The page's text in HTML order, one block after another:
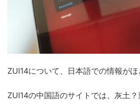
ZUI14について、日本語での情報がほ
ZUI14の中国語のサイトでは、灰土